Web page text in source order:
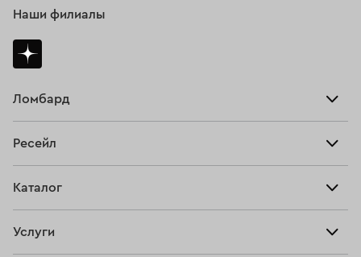
Ломбард
Тарифы
Ресейл
Купить
Каталог
Услуги
Наши филиалы